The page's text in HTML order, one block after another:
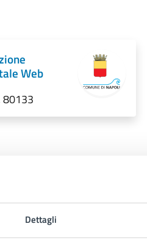
Dettagli
Web
80133